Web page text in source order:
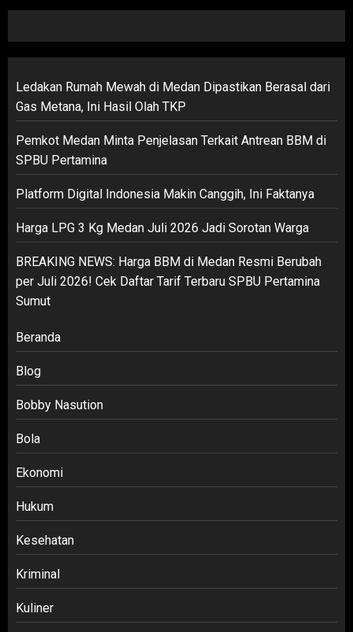
Ledakan Rumah Mewah di Medan Dipastikan Berasal dari
Gas Metana, Ini Hasil Olah TKP
Pemkot Medan Minta Penjelasan Terkait Antrean BBM di
SPBU Pertamina
Platform Digital Indonesia Makin Canggih, Ini Faktanya
Harga LPG 3 Kg Medan Juli 2026 Jadi Sorotan Warga
BREAKING NEWS: Harga BBM di Medan Resmi Berubah
per Juli 2026! Cek Daftar Tarif Terbaru SPBU Pertamina
Sumut
Beranda
Blog
Bobby Nasution
Bola
Ekonomi
Hukum
Kesehatan
Kriminal
Kuliner